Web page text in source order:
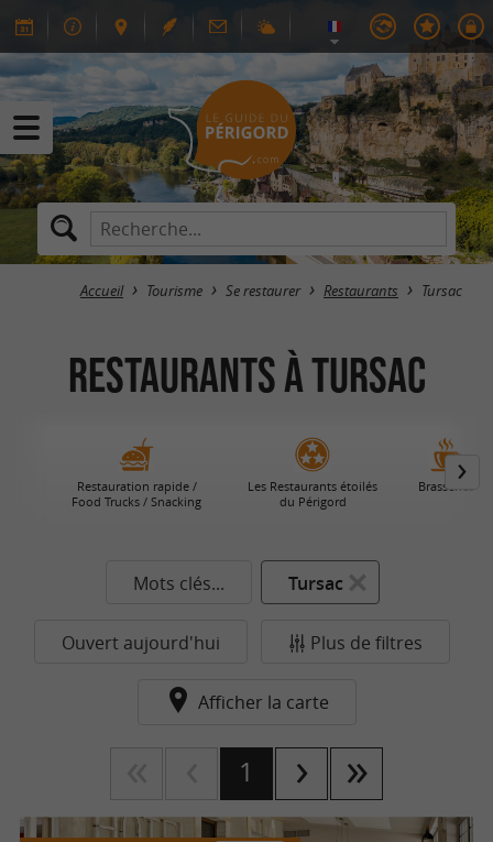
Accueil Tourisme Se restaurer Restaurants Tursac
Restaurants à Tursac
Restauration rapide /
Food Trucks / Snacking
Les Restaurants étoilés
du Périgord
Brasseries
Mots clés... Tursac
Ouvert aujourd'hui Plus de filtres
Afficher la carte
1